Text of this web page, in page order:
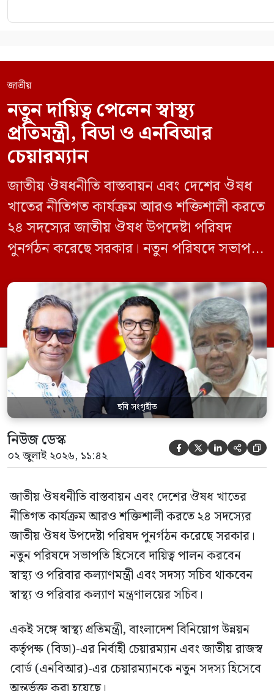
জাতীয়
নতুন দায়িত্ব পেলেন স্বাস্থ্য
প্রতিমন্ত্রী, বিডা ও এনবিআর
চেয়ারম্যান
জাতীয় ঔষধনীতি বাস্তবায়ন এবং দেশের ঔষধ
খাতের নীতিগত কার্যক্রম আরও শক্তিশালী করতে
২৪ সদস্যের জাতীয় ঔষধ উপদেষ্টা পরিষদ
পুনর্গঠন করেছে সরকার। নতুন পরিষদে সভাপতি
কল্যাণমন্ত্রী এবং সদস্য সচিব থাকবেন স্বাস্থ্য ও
পরিবার কল্যাণ মন্ত্রণালয়ের সচিব। একই সঙ্গে
স্বাস্থ্য প্রতিমন্ত্রী, বাংলাদেশ বিনিয়োগ উন্নয়ন
কর্তৃপক্ষ (বিডা)-এর নির্বাহী চেয়ারম্যান এবং
জাতীয় […]
ছবি সংগৃহীত
নিউজ ডেস্ক
০২ জুলাই ২০২৬, ১১:৪২     
জাতীয় ঔষধনীতি বাস্তবায়ন এবং দেশের ঔষধ খাতের
নীতিগত কার্যক্রম আরও শক্তিশালী করতে ২৪ সদস্যের
জাতীয় ঔষধ উপদেষ্টা পরিষদ পুনর্গঠন করেছে সরকার।
নতুন পরিষদে সভাপতি হিসেবে দায়িত্ব পালন করবেন
স্বাস্থ্য ও পরিবার কল্যাণমন্ত্রী এবং সদস্য সচিব থাকবেন
স্বাস্থ্য ও পরিবার কল্যাণ মন্ত্রণালয়ের সচিব।
একই সঙ্গে স্বাস্থ্য প্রতিমন্ত্রী, বাংলাদেশ বিনিয়োগ উন্নয়ন
কর্তৃপক্ষ (বিডা)-এর নির্বাহী চেয়ারম্যান এবং জাতীয় রাজস্ব
বোর্ড (এনবিআর)-এর চেয়ারম্যানকে নতুন সদস্য হিসেবে